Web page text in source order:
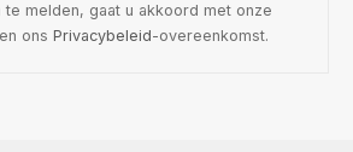
te melden, gaat u akkoord met onze
ons Privacybeleid-overeenkomst.